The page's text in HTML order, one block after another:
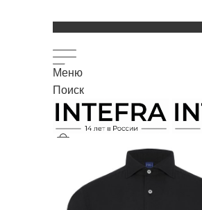
Меню
Поиск